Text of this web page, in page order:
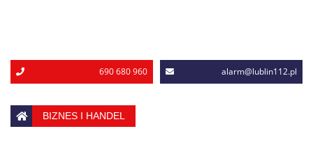
690 680 960 alarm@lublin112.pl
BIZNES I HANDEL